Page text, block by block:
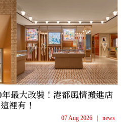
最大改裝！港都風情搬進店
裡有！
07 Aug 2026 | news